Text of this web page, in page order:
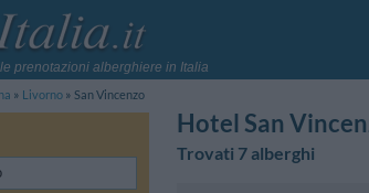
prenotazioni alberghiere in Italia
Livorno San Vincenzo
Hotel San
Trovati 7 alberghi